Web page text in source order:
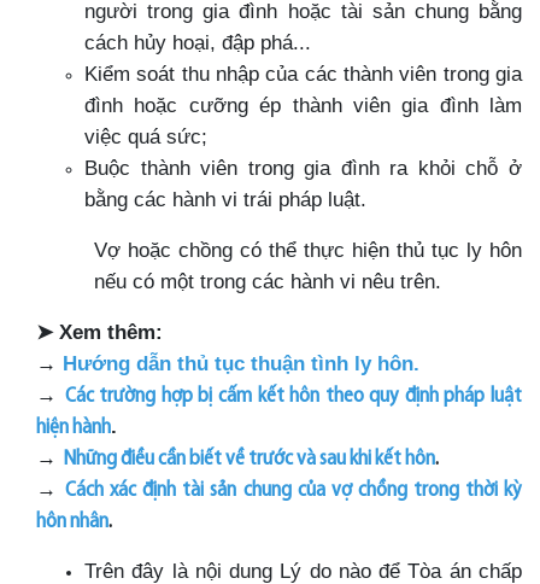
người trong gia đình hoặc tài sản chung bằng
cách hủy hoại, đập phá...
Kiểm soát thu nhập của các thành viên trong gia
đình hoặc cưỡng ép thành viên gia đình làm
việc quá sức;
Buộc thành viên trong gia đình ra khỏi chỗ ở
bằng các hành vi trái pháp luật.
Vợ hoặc chồng có thể thực hiện thủ tục ly hôn
nếu có một trong các hành vi nêu trên.
➤ Xem thêm:
→ Hướng dẫn thủ tục thuận tình ly hôn.
→ Các trường hợp bị cấm kết hôn theo quy định pháp luật
hiện hành.
→
Những điều cần biết về trước và sau khi kết hôn.
→ Cách xác định tài sản chung của vợ chồng trong thời kỳ
hôn nhân.
Trên đây là nội dung Lý do nào để Tòa án chấp